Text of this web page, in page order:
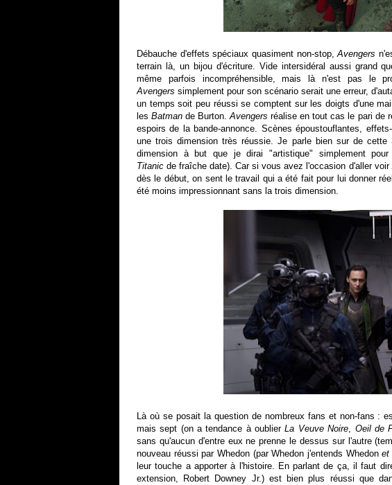
Débauche d'effets spéciaux quasiment non-stop,Avengers
terrain là, un bijou d'écriture. Vide intersidéral aussi grand
même parfois incompréhensible, mais là n'est pas le
Avengers simplement pour son scénario serait une erreur,
un temps soit peu réussi se comptent sur les doigts d'une
lesBatman de Burton.Avengers réalise en tout cas le pari de
espoirs de la bande-annonce. Scènes époustouflantes,
une trois dimension très réussie. Je parle bien sur de
dimension à but que je dirai "artistique" simplement
Titanic de fraîche date). Car si vous avez l'occasion d'aller voir
dès le début, on sent le travail qui a été fait pour lui donner
été moins impressionnant sans la trois dimension.
Là où se posait la question de nombreux fans et non-fans :
mais sept (on a tendance à oublierLa Veuve Noire, Oeil de
sans qu'aucun d'entre eux ne prenne le dessus sur l'autre
nouveau réussi par Whedon (par Whedon j'entends Whedonet
leur touche a apporter à l'histoire. En parlant de ça, il faut
extension, Robert Downey Jr.) est bien plus réussi que